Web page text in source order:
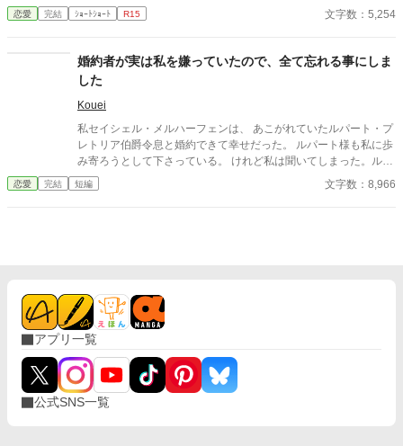
なんとか、王都での仕事も見つけ、新しい生活は順風満帆──か
と思いきや。 なんと、王都だけは死んでもいかないといってい
恋愛 完結 ｼｮｰﾄｼｮｰﾄ R15 文字数：5,254
婚約者が実は私を嫌っていたので、全て忘れる事にしま
した
Kouei
私セイシェル・メルハーフェンは、 あこがれていたルパート・プ
レトリア伯爵令息と婚約できて幸せだった。 ルパート様も私に歩
み寄ろうとして下さっている。 けれど私は聞いてしまった。ルパ
ート様の本音を。 『我慢するしかない』 『彼女といると疲れる』
私はルパート様に嫌われていたの？ 本当は厭わしく思っていた
恋愛 完結 短編 文字数：8,966
アプリ一覧
公式SNS一覧